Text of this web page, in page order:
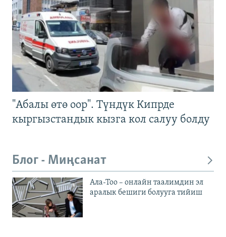
"Абалы өтө оор". Түндүк Кипрде
кыргызстандык кызга кол салуу болду
Блог - Миңсанат
Ала-Тоо – онлайн таалимдин эл
аралык бешиги болууга тийиш